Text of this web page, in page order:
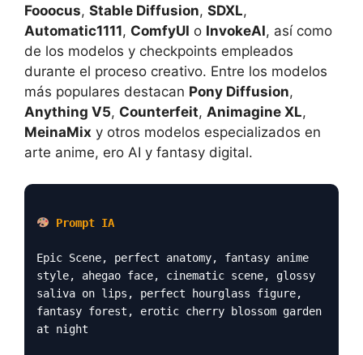
Fooocus, Stable Diffusion, SDXL,
Automatic1111, ComfyUI o InvokeAI, así como
de los modelos y checkpoints empleados
durante el proceso creativo. Entre los modelos
más populares destacan Pony Diffusion,
Anything V5, Counterfeit, Animagine XL,
MeinaMix y otros modelos especializados en
arte anime, ero AI y fantasy digital.
Prompt IA
Epic Scene, perfect anatomy, fantasy anime
style, ahegao face, cinematic scene, glossy
saliva on lips, perfect hourglass figure,
fantasy forest, erotic cherry blossom garden
at night